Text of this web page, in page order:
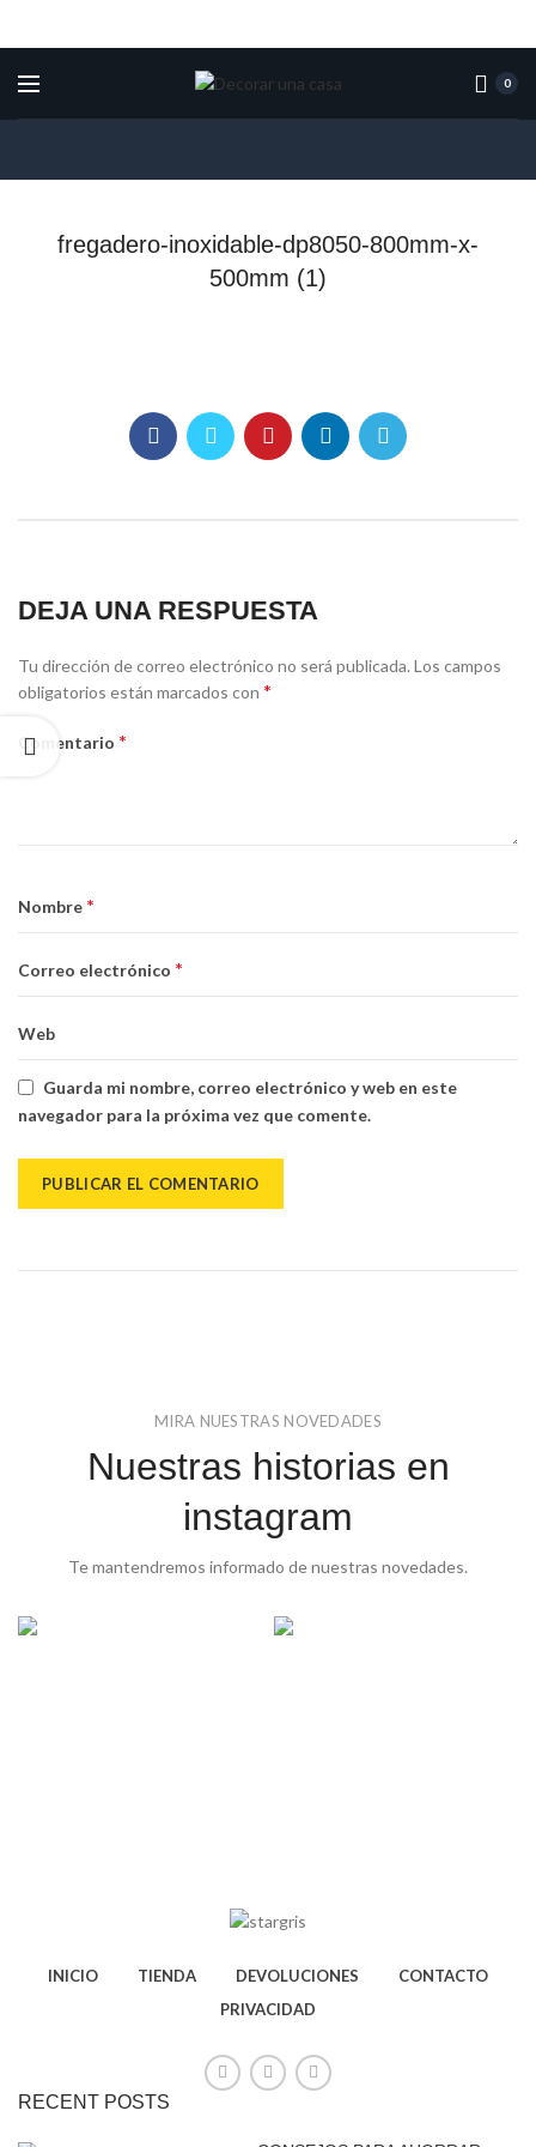
0
fregadero-inoxidable-dp8050-800mm-x-
500mm (1)
DEJA UNA RESPUESTA
Tu dirección de correo electrónico no será publicada.Los campos
obligatorios están marcados con *
Comentario *
Nombre *
Correo electrónico *
Web
Guarda mi nombre, correo electrónico y web en este
navegador para la próxima vez que comente.
MIRA NUESTRAS NOVEDADES
Nuestras historias en
instagram
Te mantendremos informado de nuestras novedades.
INICIO TIENDA DEVOLUCIONES
CONTACTO
PRIVACIDAD
RECENT POSTS